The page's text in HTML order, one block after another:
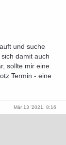
und suche
damit auch
sollte mir eine
Termin - eine
Mär 13 '2021, 8:16